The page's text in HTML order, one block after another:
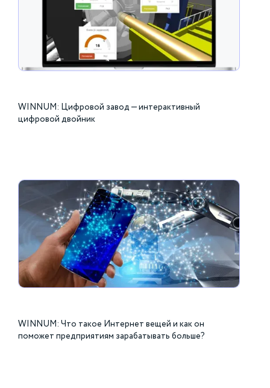
WINNUM: Цифровой завод — интерактивный
цифровой двойник
WINNUM: Что такое Интернет вещей и как он
поможет предприятиям зарабатывать больше?